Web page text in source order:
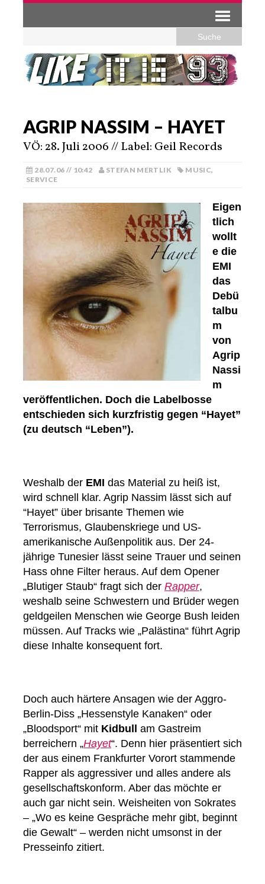
AGRIP NASSIM – HAYET
VÖ: 28. Juli 2006 // Label: Geil Records
28.07.06 // 10:42 STEFAN MERTLIK MUSIC,
SERVICE
Eigen
tlich
wollt
e die
EMI
das
Debü
talbu
m
von
Agrip
Nassi
m
veröffentlichen. Doch die Labelbosse
entschieden sich kurzfristig gegen “Hayet”
(zu deutsch “Leben”).
Weshalb der EMI das Material zu heiß ist,
wird schnell klar. Agrip Nassim lässt sich auf
“Hayet” über brisante Themen wie
Terrorismus, Glaubenskriege und US-
amerikanische Außenpolitik aus. Der 24-
jährige Tunesier lässt seine Trauer und seinen
Hass ohne Filter heraus. Auf dem Opener
„Blutiger Staub“ fragt sich der Rapper,
weshalb seine Schwestern und Brüder wegen
geldgeilen Menschen wie George Bush leiden
müssen. Auf Tracks wie „Palästina“ führt Agrip
diese Inhalte konsequent fort.
Doch auch härtere Ansagen wie der Aggro-
Berlin-Diss „Hessenstyle Kanaken“ oder
„Bloodsport“ mit Kidbull
am Gastreim
berreichern „Hayet“. Denn hier präsentiert sich
der aus einem Frankfurter Vorort stammende
Rapper als aggressiver und alles andere als
gesellschaftskonform. Aber das möchte er
auch gar nicht sein. Weisheiten von Sokrates
– „Wo es keine Gespräche mehr gibt, beginnt
die Gewalt“ – werden nicht umsonst in der
Presseinfo zitiert.